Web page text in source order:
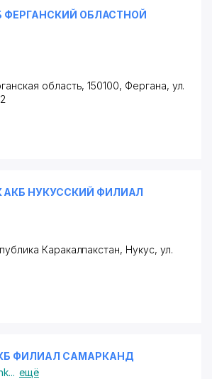
ФЕРГАНСКИЙ ОБЛАСТНОЙ
область, 150100, Фергана, ул.
АКБ НУКУССКИЙ ФИЛИАЛ
Каракалпакстан, Нукус, ул.
ФИЛИАЛ САМАРКАНД
... ещё